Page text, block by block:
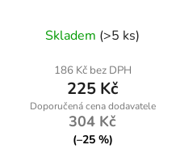
G75200-L
Skladem (>5 ks)
186 Kč bez DPH
225 Kč
304 Kč
(–25 %)